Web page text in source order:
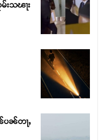
ၵူႈတီႈၵူႈလႅၼ်ပေႃးတေၸွ
ႇၶႃႈဢေႃႈ။
းသၽႃး
ပၼ်တႃႇ